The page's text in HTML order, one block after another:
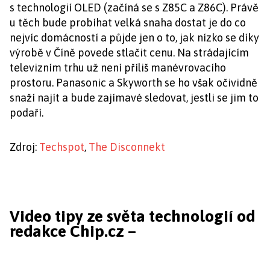
s technologií OLED (začíná se s Z85C a Z86C). Právě
u těch bude probíhat velká snaha dostat je do co
nejvíc domácností a půjde jen o to, jak nízko se díky
výrobě v Číně povede stlačit cenu. Na strádajícím
televizním trhu už není příliš manévrovacího
prostoru. Panasonic a Skyworth se ho však očividně
snaží najít a bude zajímavé sledovat, jestli se jim to
podaří.
Zdroj: Techspot, The Disconnekt
Video tipy ze světa technologií od
redakce Chip.cz –